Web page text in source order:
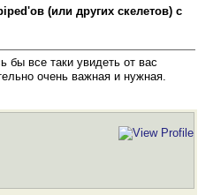
(или других скелетов) с
бы все таки увидеть от вас
очень важная и нужная.